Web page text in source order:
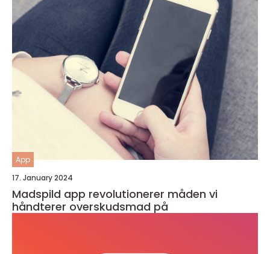
App
17. January 2024
Madspild app revolutionerer måden vi
håndterer overskudsmad på